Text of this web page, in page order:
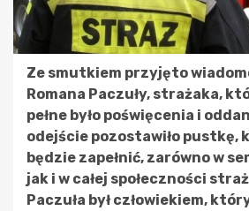
Ze smutkiem przyjęto
Romana Paczuły, strażaka,
pełne było poświęcenia i
odejście pozostawiło pustkę,
będzie zapełnić, zarówno w
jak i w całej społeczności
Paczuła był człowiekiem,